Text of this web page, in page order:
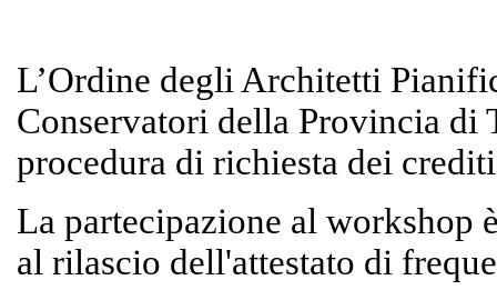
L’Ordine degli Architetti
Conservatori della Provincia di
procedura di richiesta dei
La partecipazione al workshop
al rilascio dell'attestato di